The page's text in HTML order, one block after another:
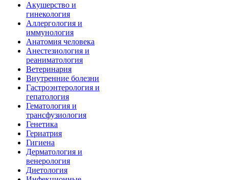
Акушерство и
гинекология
Аллергология и
иммунология
Анатомия человека
Анестезиология и
реаниматология
Ветеринария
Внутренние болезни
Гастроэнтерология и
гепатология
Гематология и
трансфузиология
Генетика
Гериатрия
Гигиена
Дерматология и
венерология
Диетология